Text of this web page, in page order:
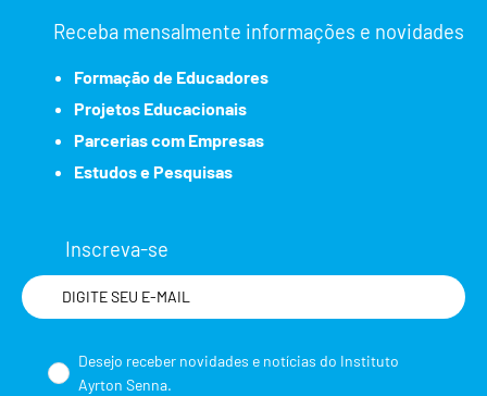
Receba mensalmente informações e novidades
Formação de Educadores
Projetos Educacionais
Parcerias com Empresas
Estudos e Pesquisas
Inscreva-se
Nome
Desejo receber novidades e notícias do Instituto
Ayrton Senna.